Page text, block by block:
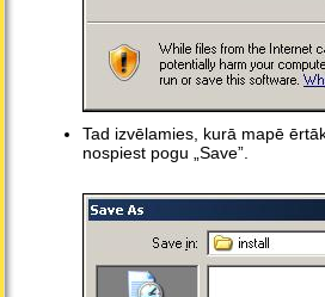
Tad izvēlamies, kurā mapē
nospiest pogu „Save”.